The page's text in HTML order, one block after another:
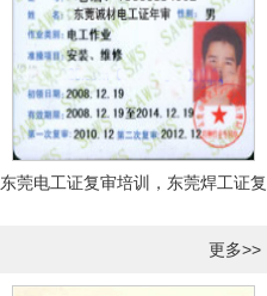
东莞电工证复审培训，东莞焊工证复
更多>>